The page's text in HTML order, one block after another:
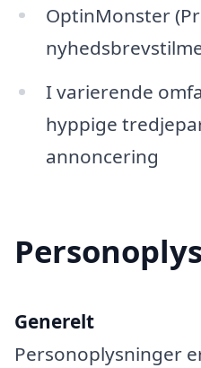
OptinMonster
I varierende
hyppige
annoncering
Generelt
Personoplysninger